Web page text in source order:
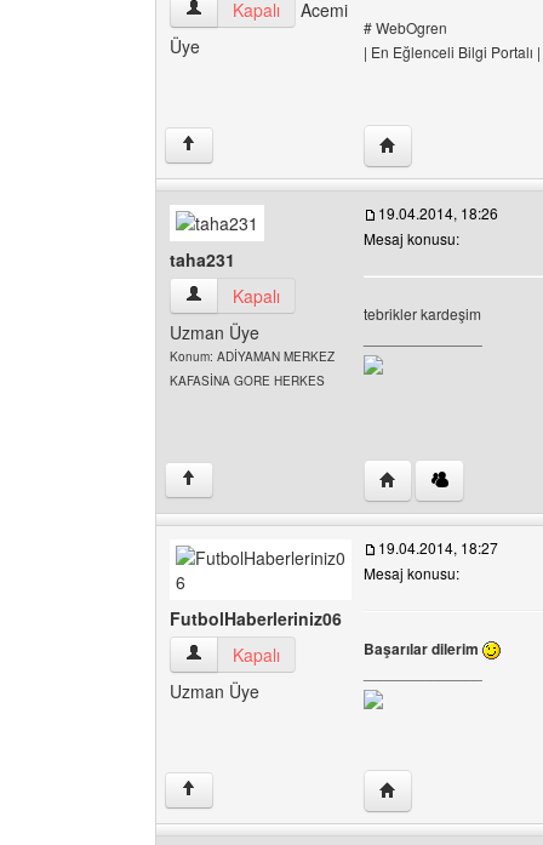
ogrenogren Kullanıcının profilini görüntüle
Kapalı
Acemi
Üye
# WebOgren
| En Eğlenceli Bilgi Portalı |
↑ Yazarın web sitesini
taha231
taha231 Kullanıcının profilini görüntüle
Kapalı
Uzman Üye
Konum: ADİYAMAN MERKEZ
KAFASİNA GORE HERKES
19.04.2014, 18:26
Mesaj konusu:
tebrikler kardeşim
↑ Yazarın web sitesini
FutbolHaberleriniz06
FutbolHaberleriniz06 Kullanıcının profilini
Kapalı
Uzman Üye
19.04.2014, 18:27
Mesaj konusu:
Başarılar dilerim
↑ Yazarın web sitesini